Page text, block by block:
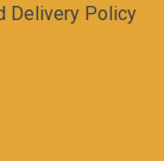
Delivery Policy